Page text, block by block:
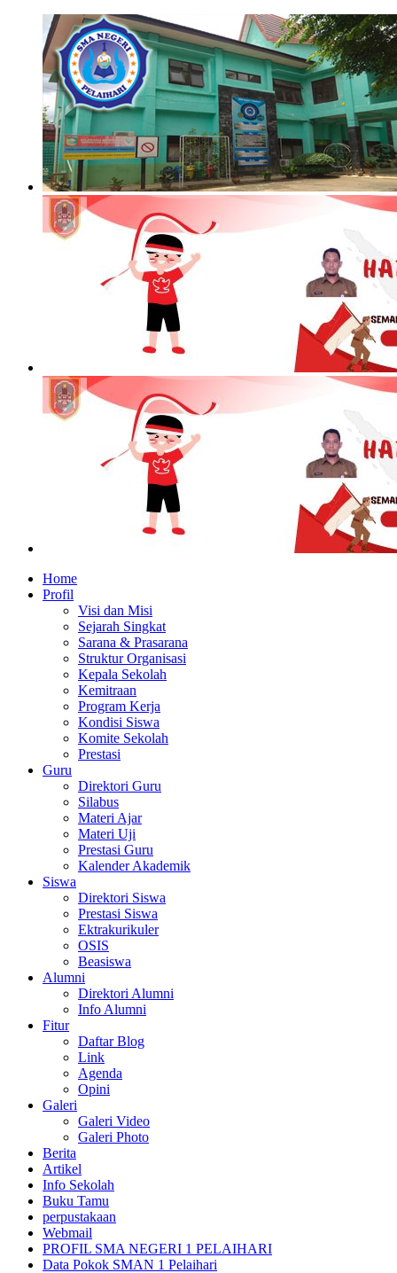
Home
Profil
Visi dan Misi
Sejarah Singkat
Sarana & Prasarana
Struktur Organisasi
Kepala Sekolah
Kemitraan
Program Kerja
Kondisi Siswa
Komite Sekolah
Prestasi
Guru
Direktori Guru
Silabus
Materi Ajar
Materi Uji
Prestasi Guru
Kalender Akademik
Siswa
Direktori Siswa
Prestasi Siswa
Ektrakurikuler
OSIS
Beasiswa
Alumni
Direktori Alumni
Info Alumni
Fitur
Daftar Blog
Link
Agenda
Opini
Galeri
Galeri Video
Galeri Photo
Berita
Artikel
Info Sekolah
Buku Tamu
perpustakaan
Webmail
PROFIL SMA NEGERI 1 PELAIHARI
Data Pokok SMAN 1 Pelaihari